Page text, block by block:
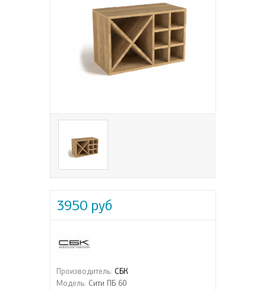
3950 руб
Производитель: СБК
Модель: Сити ПБ 60